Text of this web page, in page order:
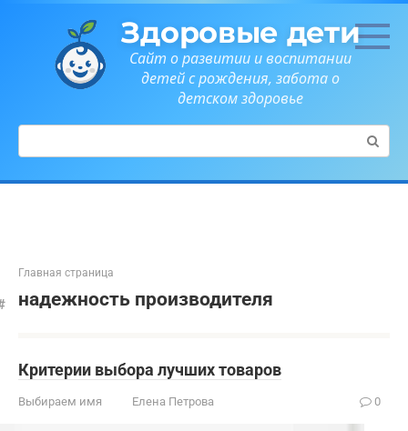
Здоровые дети
Сайт о развитии и воспитании
детей с рождения, забота о
детском здоровье
Поиск:
Главная страница
надежность производителя
Критерии выбора лучших товаров
Выбираем имя Елена Петрова 0